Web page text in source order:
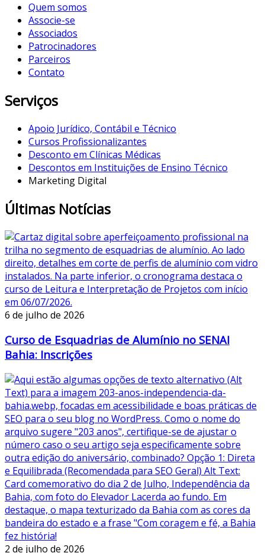
Quem somos
Associe-se
Associados
Patrocinadores
Parceiros
Contato
Serviços
Apoio Jurídico, Contábil e Técnico
Cursos Profissionalizantes
Desconto em Clínicas Médicas
Descontos em Instituições de Ensino Técnico
Marketing Digital
Últimas Notícias
6 de julho de 2026
Curso de Esquadrias de Alumínio no SENAI
Bahia: Inscrições
2 de julho de 2026